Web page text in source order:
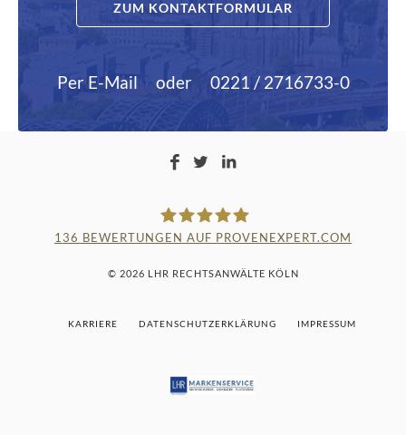
ZUM KONTAKTFORMULAR
Per E-Mail oder 0221 / 2716733-0
LAMPMANN, HABERKAMM &
ROSENBAUM
136 BEWERTUNGEN AUF PROVENEXPERT.COM
© 2026 LHR RECHTSANWÄLTE KÖLN
KARRIERE DATENSCHUTZERKLÄRUNG IMPRESSUM